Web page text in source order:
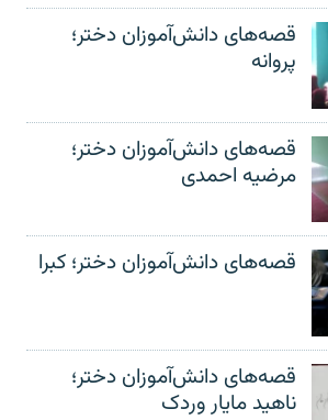
قصه‌های دانش‌آموزان دختر؛
پروانه
قصه‌های دانش‌آموزان دختر؛
مرضیه احمدی
قصه‌های دانش‌آموزان دختر؛ کبرا
قصه‌های دانش‌آموزان دختر؛
ناهید مایار وردک